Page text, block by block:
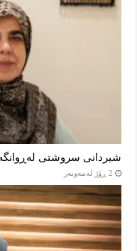
شیردانی سروشتی
2 ڕۆژ لەمەوبەر